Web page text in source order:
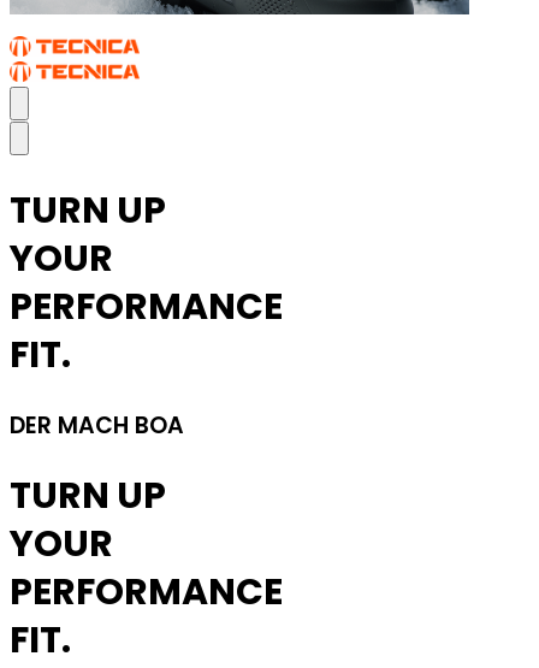
TURN UP
YOUR
PERFORMANCE
FIT.
DER MACH BOA
TURN UP
YOUR
PERFORMANCE
FIT.